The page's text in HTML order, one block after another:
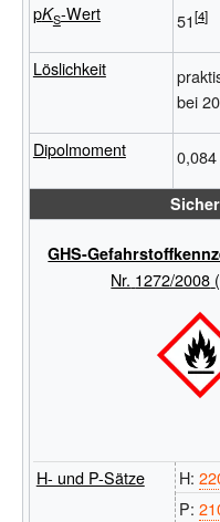
pKS-Wert 51
Löslichkeit
bei
Dipolmoment 0,084
GHS-
Nr. 1272/2008
H- und P-Sätze H:
P: